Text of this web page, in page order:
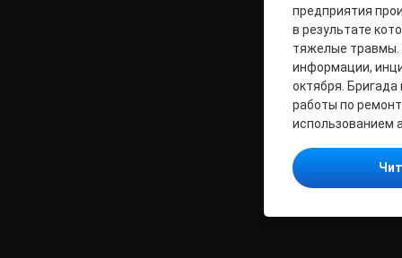
предприятия
в результате
тяжелые травмы.
информации,
октября.
работы по
использованием